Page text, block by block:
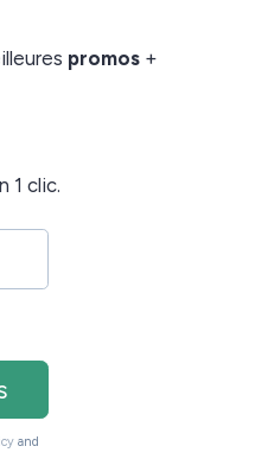
à prix